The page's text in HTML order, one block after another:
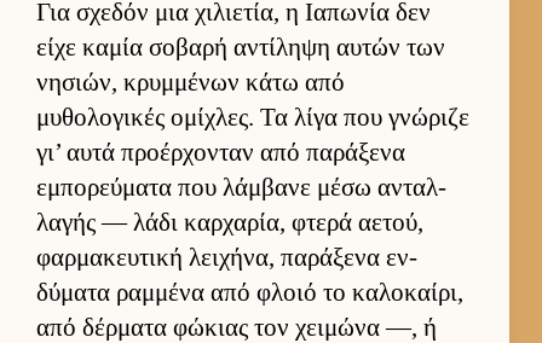
Για σχεδόν μια χιλιε­τία, η Ια­πωνία δεν
είχε καμία σοβαρή αντίληψη αυ­τών των
νησιών, κρυμ­μένων κάτω από
μυθολογικές ομίχλες. Τα λίγα που γνώριζε
γι’ αυτά προέρ­χονταν από παράξενα
εμπορεύ­ματα που λάμ­βανε μέσω ανταλ­
λαγής — λάδι καρ­χαρία, φτερά αετού,
φαρ­μακευ­τική λει­χήνα, παράξενα εν­
δύματα ραμ­μένα από φλοιό το καλοκαί­ρι,
από δέρ­ματα φώκιας τον χει­μώνα —, ή